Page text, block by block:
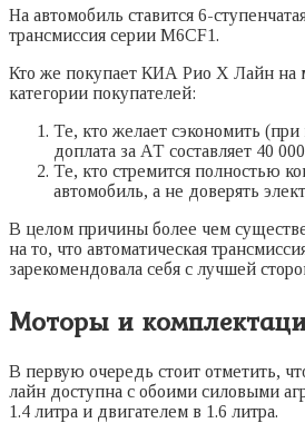
На автомобиль ставится 6-
трансмиссия серии M6CF1.
Кто же покупает КИА Рио Х Лайн на
категории покупателей:
Те, кто желает сэкономить
доплата за АТ составляет 40
Те, кто стремится полностью
автомобиль, а не доверять
В целом причины более чем
на то, что автоматическая
зарекомендовала себя с лучшей
Моторы и
В первую очередь стоит отметить,
лайн доступна с обоими силовыми
1.4 литра и двигателем в 1.6 литра.